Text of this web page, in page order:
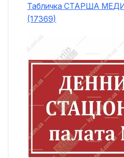
Табличка СТАРША
(17369)